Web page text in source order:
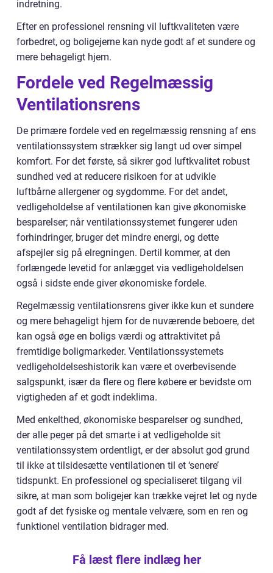
indretning.
Efter en professionel rensning vil luftkvaliteten være
forbedret, og boligejerne kan nyde godt af et sundere og
mere behageligt hjem.
Fordele ved Regelmæssig
Ventilationsrens
De primære fordele ved en regelmæssig rensning af ens
ventilationssystem strækker sig langt ud over simpel
komfort. For det første, så sikrer god luftkvalitet robust
sundhed ved at reducere risikoen for at udvikle
luftbårne allergener og sygdomme. For det andet,
vedligeholdelse af ventilationen kan give økonomiske
besparelser; når ventilationssystemet fungerer uden
forhindringer, bruger det mindre energi, og dette
afspejler sig på elregningen. Dertil kommer, at den
forlængede levetid for anlægget via vedligeholdelsen
også i sidste ende giver økonomiske fordele.
Regelmæssig ventilationsrens giver ikke kun et sundere
og mere behageligt hjem for de nuværende beboere, det
kan også øge en boligs værdi og attraktivitet på
fremtidige boligmarkeder. Ventilationssystemets
vedligeholdelseshistorik kan være et overbevisende
salgspunkt, især da flere og flere købere er bevidste om
vigtigheden af et godt indeklima.
Med enkelthed, økonomiske besparelser og sundhed,
der alle peger på det smarte i at vedligeholde sit
ventilationssystem ordentligt, er der absolut god grund
til ikke at tilsidesætte ventilationen til et ‘senere’
tidspunkt. En professionel og specialiseret tilgang vil
sikre, at man som boligejer kan trække vejret let og nyde
godt af det fysiske og mentale velvære, som en ren og
funktionel ventilation bidrager med.
Få læst flere indlæg her